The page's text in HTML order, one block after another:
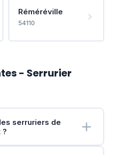
Réméréville
54110
- Serrurier
serruriers de
?